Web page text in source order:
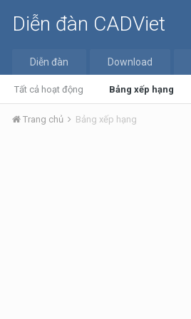
Diễn đàn CADViet
Diễn đàn Download
Tất cả hoạt động Bảng xếp hạng
Trang chủ Bảng xếp hạng